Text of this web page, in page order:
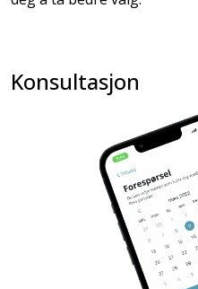
Konsultasjon